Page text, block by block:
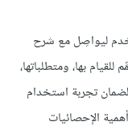
ليواصِل مع شرح
بها، ومتطلباتها،
تجربة استخدام
الإحصائيات